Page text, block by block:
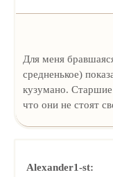
Для меня
средненькое)
кузумано.
что они не стоят
Alexander1-st: